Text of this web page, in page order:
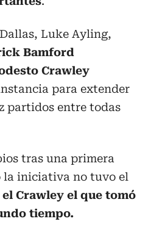
Luke Ayling,
Bamford
Crawley
para extender
partidos entre todas
tras una primera
la iniciativa no tuvo el
el Crawley el que tomó
tiempo.